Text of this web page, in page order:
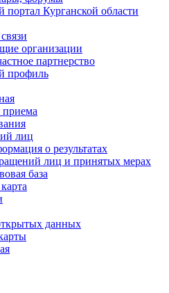
Курганской области
организации
партнерство
профиль
лиц
о результатах
лиц и принятых мерах
база
данных